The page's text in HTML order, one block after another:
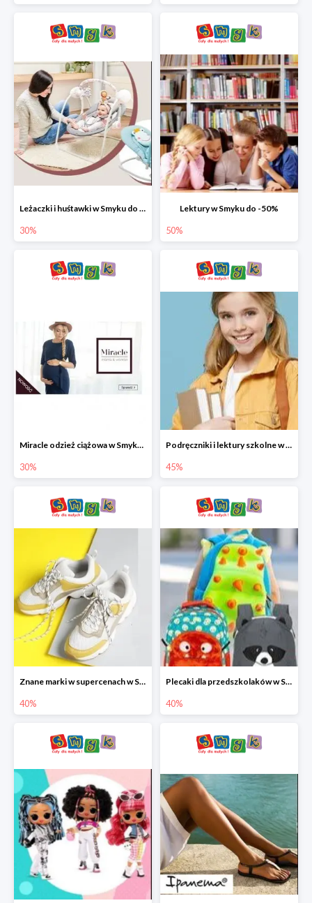
Leżaczki i huśtawki w Smyku do -30%
30%
Lektury w Smyku do -50%
50%
Miracle odzież ciążowa w Smyku co -30%
30%
Podręczniki i lektury szkolne w Smyku do -45%
45%
Znane marki w supercenach w Smyku - buty do -40%
40%
Plecaki dla przedszkolaków w Smyku do -40%
40%